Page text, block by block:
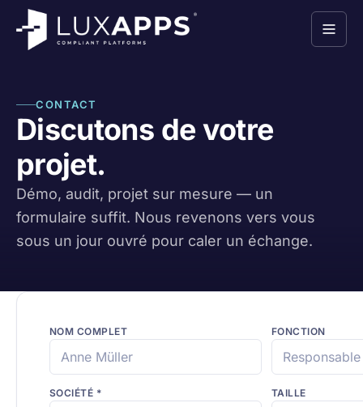
CONTACT
Discutons de votre
projet.
Démo, audit, projet sur mesure — un
formulaire suffit. Nous revenons vers vous
sous un jour ouvré pour caler un échange.
NOM COMPLET FONCTION
SOCIÉTÉ * TAILLE